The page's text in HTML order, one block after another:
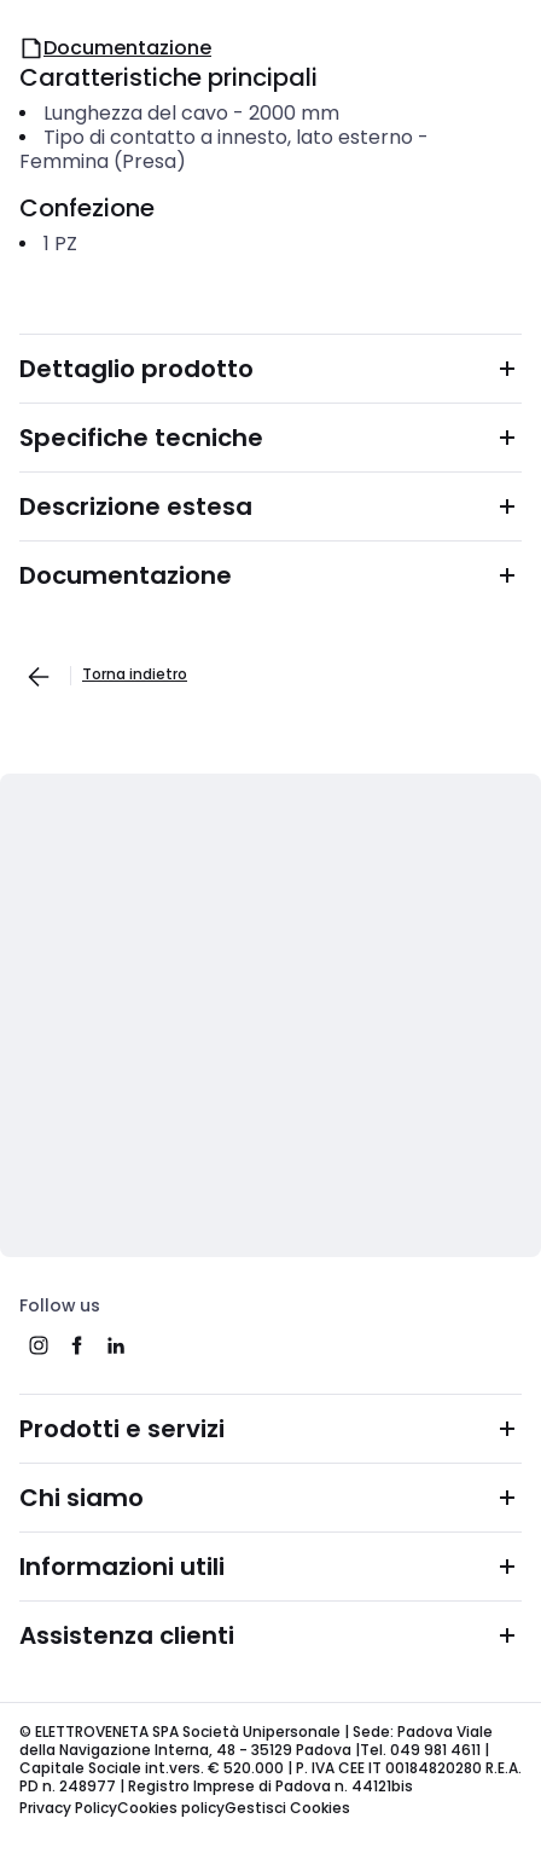
Documentazione
Caratteristiche principali
Lunghezza del cavo - 2000 mm
Tipo di contatto a innesto, lato esterno -
Femmina (Presa)
Confezione
1 PZ
Dettaglio prodotto
Specifiche tecniche
Descrizione estesa
Documentazione
Torna indietro
Follow us
Prodotti e servizi
Chi siamo
Informazioni utili
Assistenza clienti
© ELETTROVENETA SPA Società Unipersonale | Sede: Padova Viale
della Navigazione Interna, 48 - 35129 Padova |Tel. 049 981 4611 |
Capitale Sociale int.vers. € 520.000 | P. IVA CEE IT 00184820280 R.E.A.
PD n. 248977 | Registro Imprese di Padova n. 44121bis
Privacy PolicyCookies policyGestisci Cookies